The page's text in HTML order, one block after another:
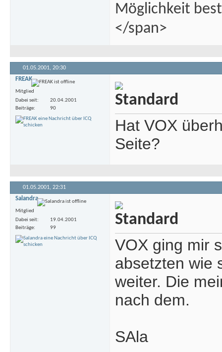
Möglichkeit
</span>
01.05.2001, 20:30
FREAK
Mitglied
Dabei seit
20.04.2001
Beiträge
90
Hat VOX
Seite?
01.05.2001, 22:31
Salandra
Mitglied
Dabei seit
19.04.2001
Beiträge
99
VOX ging mir
absetzten wie
weiter. Die
nach dem.
SAla